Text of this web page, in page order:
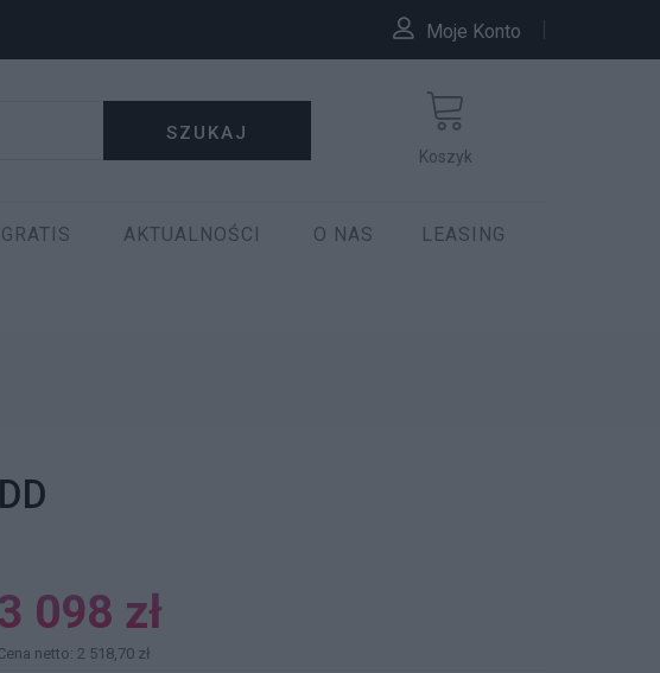
Moje Konto
SZUKAJ
Koszyk
AKTUALNOŚCI O NAS LEASING
098 zł
netto: 2 518,70 zł